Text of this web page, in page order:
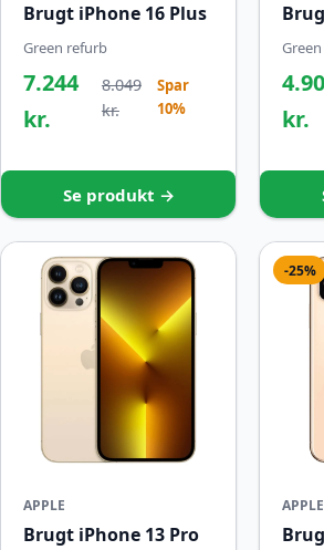
Brugt iPhone 16 Plus
Green refurb
7.244
kr.
8.049
kr.
Spar
10%
Se produkt →
kr.
APPLE
Brugt iPhone 13 Pro
-25%
APPLE